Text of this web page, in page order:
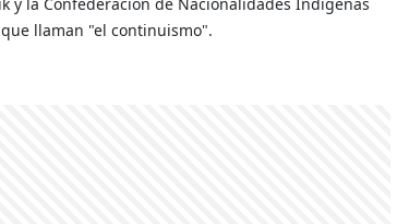
llaman "el continuismo".